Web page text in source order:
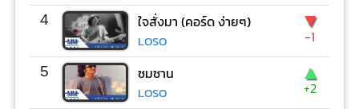
4 ใจสั่งมา (คอร์ด ง่ายๆ)
LOSO
▼
-1
5 ซมซาน
LOSO
▲
+2